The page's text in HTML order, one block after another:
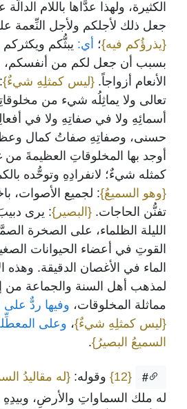
الكثيرة، ولهذا عدَّاها باللام الدالَّة
جعل ذلك لأجلكم ولأجل النِّعمة
{يذرؤُكم فيه}؛ أي: يبثُّكم
بسبب أن جعل لكم من
الأنعام أزواجاً. {ليس كمثلِهِ شيءٌ}
تعالى ولا يماثِلُه شيء من
أسمائِهِ ولا في صفاتِهِ ولا في
حسنى، وصفاتِهِ صفاتُ كمال
أوجد بها المخلوقاتِ العظيمةَ
كمثله شيءٌ؛ لانفرادِهِ وتوحُّده
{وهو السميعُ}: لجميع الأصوات،
تفنُّن الحاجات. {البصير}: يرى
الليلة الظلماء، على الصخرة
القوتِ في أعضاء الحيوانات
الماء في الأغصان الدقيقة. وهذه
لمذهب أهل السنة والجماعة من
مماثلة المخلوقات، وفيها ردٌّ
{ليس كمثلِهِ شيءٌ}، وعلى
السميعُ البصيرُ}.
#
{12} وقوله: {له مقاليدُ
له ملك السماواتِ والأرضِ، وبيدِهِ